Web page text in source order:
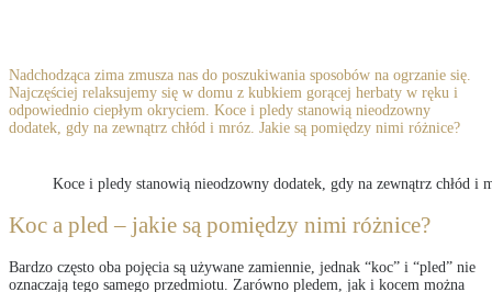
Nadchodząca zima zmusza nas do poszukiwania sposobów na ogrzanie się.
Najczęściej relaksujemy się w domu z kubkiem gorącej herbaty w ręku i
odpowiednio ciepłym okryciem. Koce i pledy stanowią nieodzowny
dodatek, gdy na zewnątrz chłód i mróz. Jakie są pomiędzy nimi różnice?
Koce i pledy stanowią nieodzowny dodatek, gdy na zewnątrz chłód i
Koc a pled – jakie są pomiędzy nimi różnice?
Bardzo często oba pojęcia są używane zamiennie, jednak “koc” i “pled” nie
oznaczają tego samego przedmiotu. Zarówno pledem, jak i kocem można